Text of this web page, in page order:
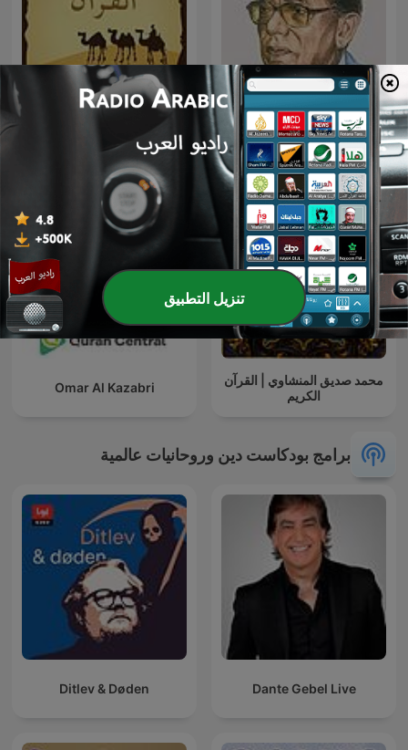
العلم والإيمان - د. مصطفى
محمود
قصص القرآن
محمد صديق المنشاوي | القرآن
الكريم
Omar Al Kazabri
برامج بودكاست دين وروحانيات عالمية
Dante Gebel Live
Ditlev & Døden
تنزيل التطبيق